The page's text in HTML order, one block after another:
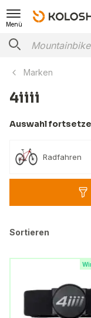
Menü
Marken
4iiii
Auswahl
Radfahren
Sortieren